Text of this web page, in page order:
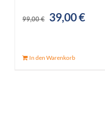
99,00€ 39,00€
In den Warenkorb